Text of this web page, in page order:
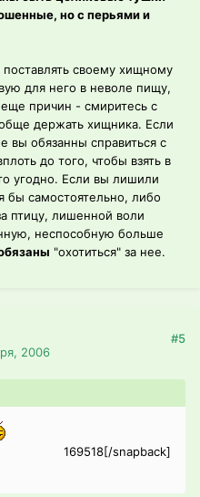
но с перьями и
своему хищному
для него в неволе пищу,
причин - смиритесь с
держать хищника. Если
вы обязанны справиться с
до того, чтобы взять в
угодно. Если вы лишили
бы самостоятельно, либо
птицу, лишенной воли
неспособную больше
"охотиться" за нее.
2006
#5
169518[/snapback]